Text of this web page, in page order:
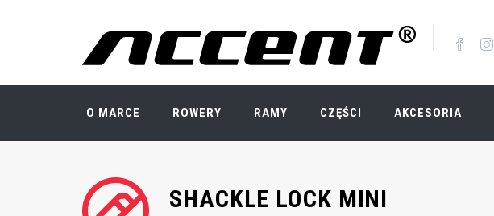
O MARCE ROWERY RAMY CZĘŚCI AKCESORIA
SHACKLE LOCK MINI